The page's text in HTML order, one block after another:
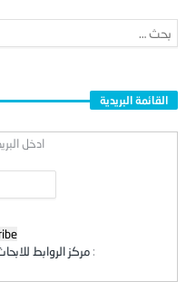
القائمة البريدية
ادخل
: مركز الروابط